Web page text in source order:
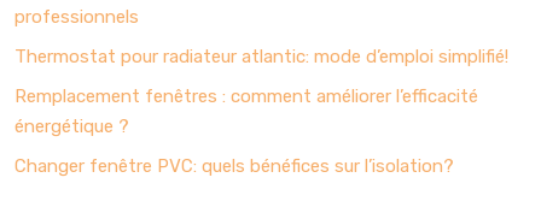
professionnels
Thermostat pour radiateur atlantic: mode d’emploi simplifié!
Remplacement fenêtres : comment améliorer l’efficacité
énergétique ?
Changer fenêtre PVC: quels bénéfices sur l’isolation?